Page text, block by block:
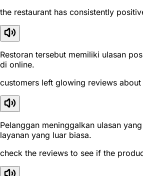
the restaurant has consistently
Restoran tersebut memiliki ulasan
di online.
customers left glowing reviews
Pelanggan meninggalkan ulasan
layanan yang luar biasa.
check the reviews to see if the